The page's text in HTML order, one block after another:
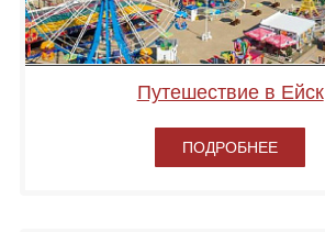
Путешествие в Ейск
ПОДРОБНЕЕ